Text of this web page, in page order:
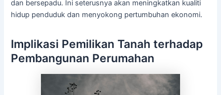
dan bersepadu. Ini seterusnya akan meningkatkan kualiti
hidup penduduk dan menyokong pertumbuhan ekonomi.
Implikasi Pemilikan Tanah terhadap
Pembangunan Perumahan